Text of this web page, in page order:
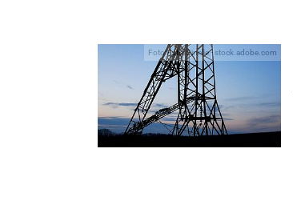
Foto:Foto: Sinelie - stock.adobe.com